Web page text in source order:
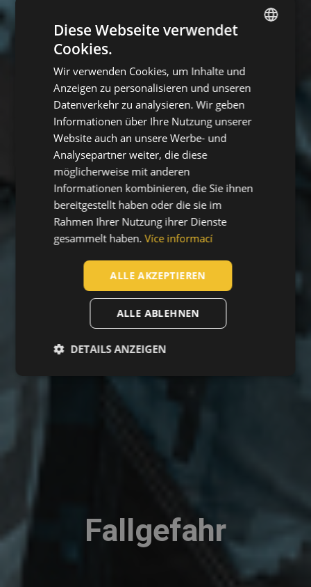
Fallgefahr
CZECH
SLOVAK
ROMANIAN
GERMAN
SPANISH
FRENCH
Diese Webseite verwendet
Cookies.
Wir verwenden Cookies, um Inhalte und
Anzeigen zu personalisieren und unseren
Datenverkehr zu analysieren. Wir geben
Informationen über Ihre Nutzung unserer
Website auch an unsere Werbe- und
Analysepartner weiter, die diese
möglicherweise mit anderen
Informationen kombinieren, die Sie ihnen
bereitgestellt haben oder die sie im
Rahmen Ihrer Nutzung ihrer Dienste
gesammelt haben. Více informací
ALLE AKZEPTIEREN
ALLE ABLEHNEN
DETAILS ANZEIGEN